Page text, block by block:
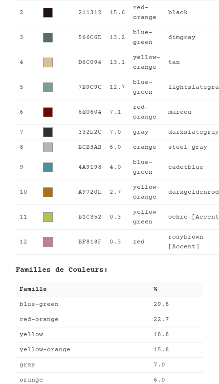
2 211312 15.6
red-
orange
black
3 566C6D 13.2
blue-
green
dimgray
4 D6C094 13.1
yellow-
orange
tan
5 7B9C9C 12.7
blue-
green
6 6E0604 7.1
red-
orange
maroon
7 332E2C 7.0 gray darkslategray
8 BCB3AB 6.0 orange steel gray
9 4A9198 4.0
blue-
green
cadetblue
10 A9720E 2.7
yellow-
orange
darkgoldenrod
11 B1C352 0.3
yellow-
green
ochre
12 BF818F 0.3 red
rosybrown
[Accent]
Familles de Couleurs:
Famille %
blue-green 29.8
red-orange 22.7
yellow 18.8
yellow-orange 15.8
gray 7.0
orange 6.0